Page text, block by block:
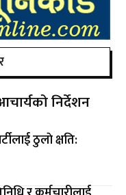
निर्देशन
ठुलाे क्षति: